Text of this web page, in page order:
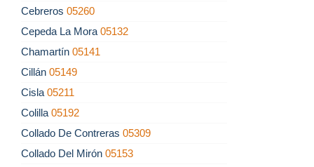
Cebreros 05260
Cepeda La Mora 05132
Chamartín 05141
Cillán 05149
Cisla 05211
Colilla 05192
Collado De Contreras 05309
Collado Del Mirón 05153